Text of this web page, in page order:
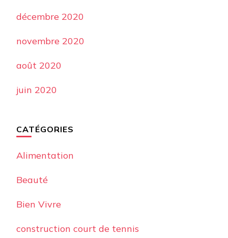
décembre 2020
novembre 2020
août 2020
juin 2020
CATÉGORIES
Alimentation
Beauté
Bien Vivre
construction court de tennis